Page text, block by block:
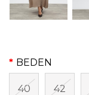
BEDEN
40 42